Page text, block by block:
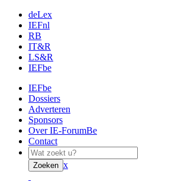
deLex
IEFnl
RB
IT&R
LS&R
IEFbe
IEFbe
Dossiers
Adverteren
Sponsors
Over IE-ForumBe
Contact
Zoeken x